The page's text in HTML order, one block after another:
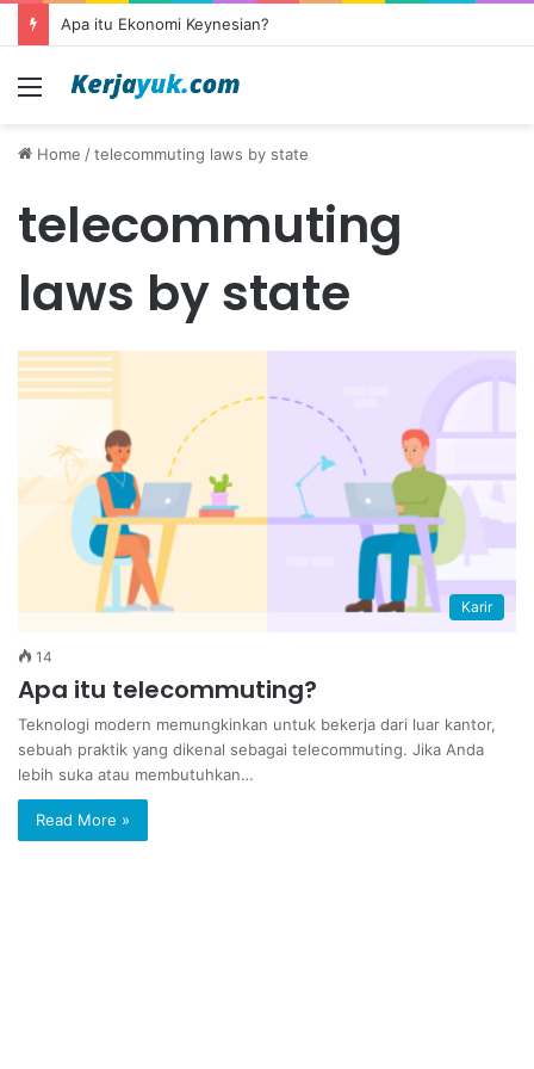
Apa itu Ekonomi Keynesian?
Menu
Home /telecommuting laws by state
telecommuting
laws by state
Karir
14
Apa itu telecommuting?
Teknologi modern memungkinkan untuk bekerja dari luar kantor,
sebuah praktik yang dikenal sebagai telecommuting. Jika Anda
lebih suka atau membutuhkan…
Read More »